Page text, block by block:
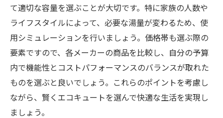
て適切な容量を選ぶことが大切です。特に家族の人数や
ライフスタイルによって、必要な湯量が変わるため、使
用シミュレーションを行いましょう。価格帯も選ぶ際の
要素ですので、各メーカーの商品を比較し、自分の予算
内で機能性とコストパフォーマンスのバランスが取れた
ものを選ぶと良いでしょう。これらのポイントを考慮し
ながら、賢くエコキュートを選んで快適な生活を実現し
ましょう。